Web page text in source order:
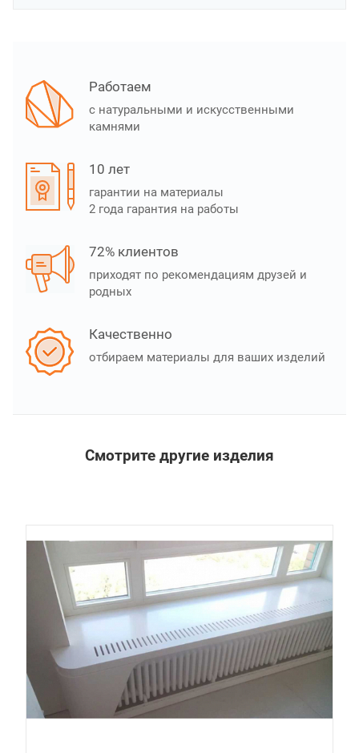
Работаем
с натуральными и искусственными
камнями
10 лет
гарантии на материалы
2 года гарантия на работы
72% клиентов
приходят по рекомендациям друзей и
родных
Качественно
отбираем материалы для ваших изделий
Смотрите другие изделия